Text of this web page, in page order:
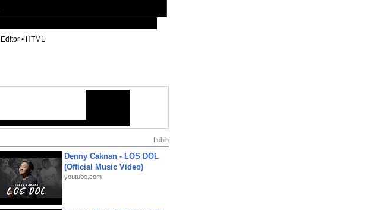
Editor • HTML
Lebih
Denny Caknan - LOS DOL
(Official Music Video)
youtube.com